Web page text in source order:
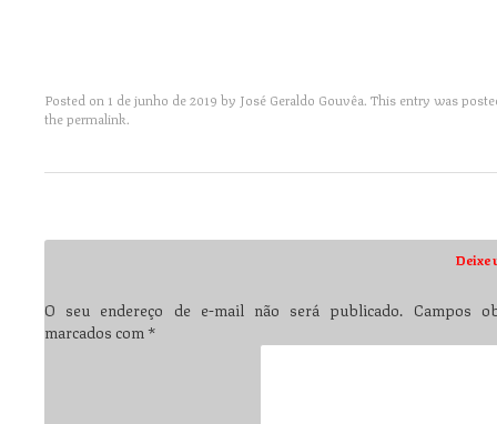
Posted on 1 de junho de 2019 by José Geraldo Gouvêa. This entry was
thepermalink.
Deixe
O seu endereço de e-mail não será publicado. Campos
marcados com*